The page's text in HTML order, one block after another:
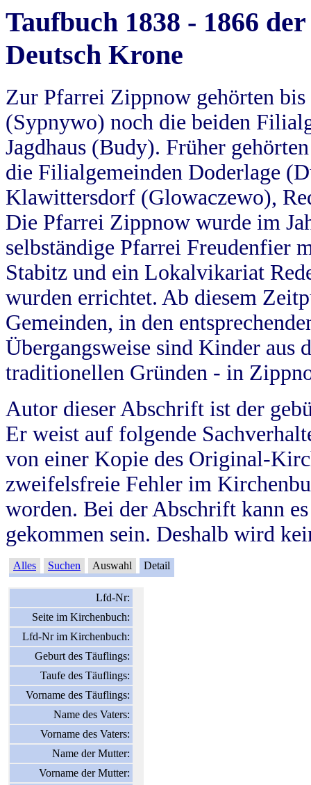
Taufbuch 1838 - 1866
Deutsch Krone
Zur Pfarrei Zippnow gehörten
(Sypnywo) noch die beiden
Jagdhaus (Budy). Früher
die Filialgemeinden Doderlage
Klawittersdorf (Glowaczewo),
Die Pfarrei Zippnow wurde im
selbständige Pfarrei Freudenfier
Stabitz und ein Lokalvikariat
wurden errichtet. Ab diesem
Gemeinden, in den
Übergangsweise sind Kinder aus
traditionellen Gründen - in
Autor dieser Abschrift ist der
Er weist auf folgende
von einer Kopie des Original-
zweifelsfreie Fehler im
worden. Bei der Abschrift kann
gekommen sein. Deshalb wird
Alles Suchen Auswahl Detail
Lfd-Nr:
Seite im Kirchenbuch:
Lfd-Nr im Kirchenbuch:
Geburt des Täuflings:
Taufe des Täuflings:
Vorname des Täuflings:
Name des Vaters:
Vorname des Vaters:
Name der Mutter:
Vorname der Mutter: